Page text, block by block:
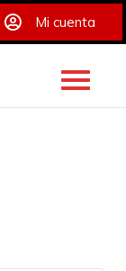
Mi cuenta